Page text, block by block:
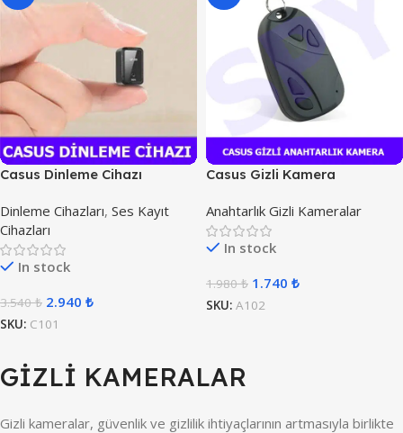
Casus Dinleme Cihazı
Dinleme Cihazları, Ses Kayıt
Cihazları
In stock
3.540₺ 2.940 ₺
SKU: C101
Casus Gizli Kamera
Anahtarlık Gizli Kameralar
In stock
1.980₺ 1.740 ₺
SKU: A102
GİZLİ KAMERALAR
Gizli kameralar, güvenlik ve gizlilik ihtiyaçlarının artmasıyla birlikte